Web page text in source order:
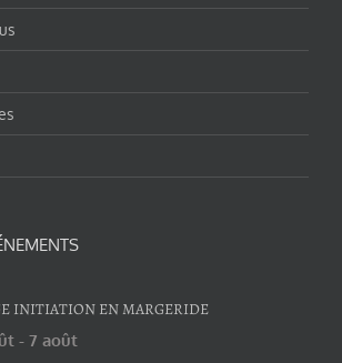
INITIATION EN MARGERIDE
- 7 août